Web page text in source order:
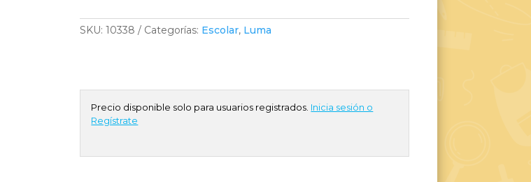
SKU:10338 Categorías: Escolar, Luma
Precio disponible solo para usuarios registrados. Inicia sesión o
Regístrate